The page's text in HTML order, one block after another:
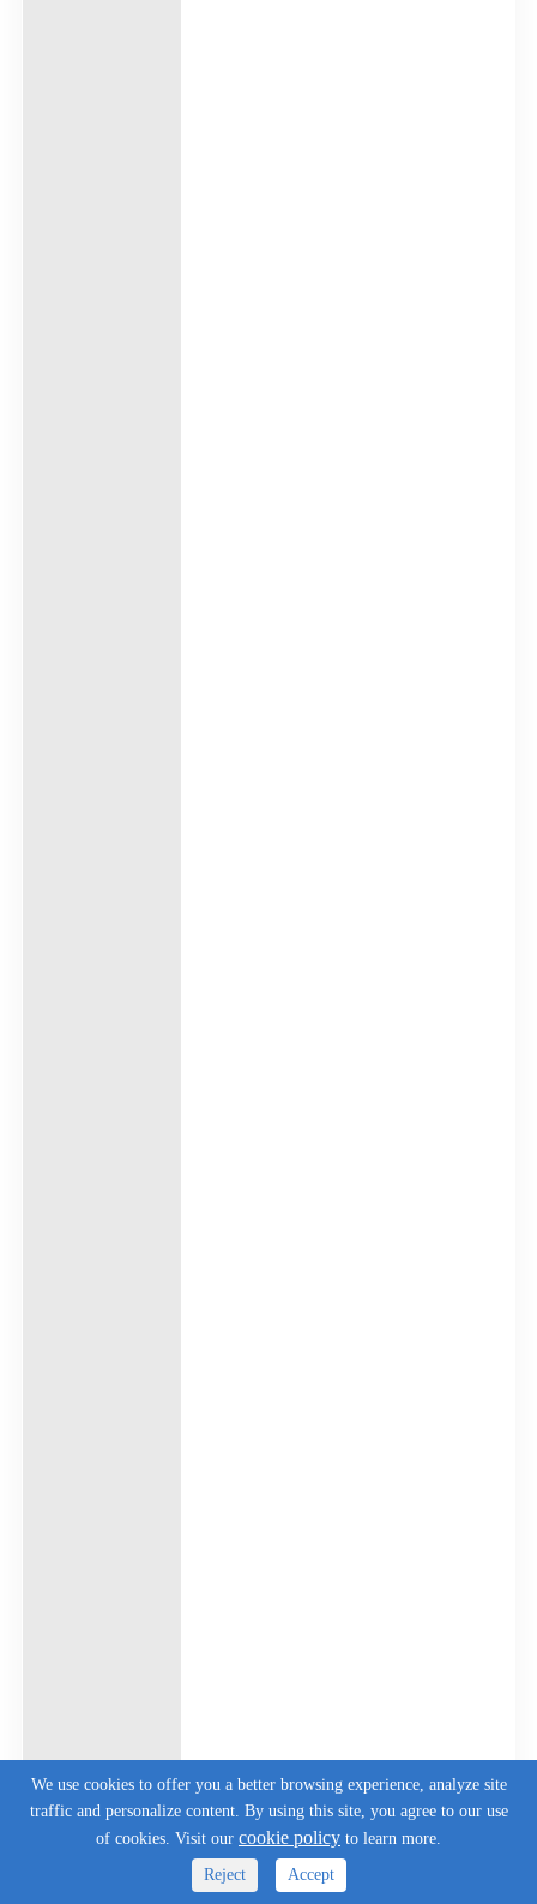
We use cookies to offer you a better browsing experience, analyze site
traffic and personalize content. By using this site, you agree to our use
of cookies. Visit our cookie policy to learn more.
Reject
Accept